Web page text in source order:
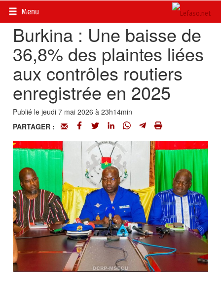
Menu
Accueil>
Burkina : Une baisse de
36,8% des plaintes liées
aux contrôles routiers
enregistrée en 2025
Publié le jeudi 7 mai 2026 à 23h14min
PARTAGER :